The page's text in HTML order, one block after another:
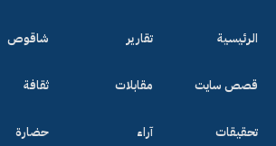
الرئيسية
قصص سايت
تحقيقات
تقارير
مقابلات
آراء
شاقوص
ثقافة
حضارة